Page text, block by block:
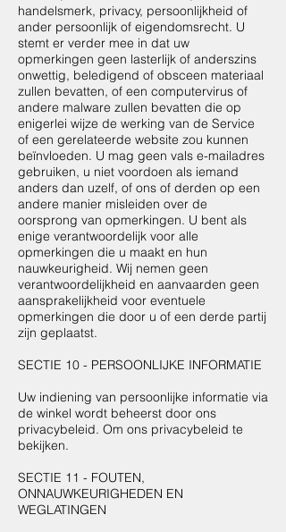
handelsmerk, privacy, persoonlijkheid of
ander persoonlijk of eigendomsrecht. U
stemt er verder mee in dat uw
opmerkingen geen lasterlijk of anderszins
onwettig, beledigend of obsceen materiaal
zullen bevatten, of een computervirus of
andere malware zullen bevatten die op
enigerlei wijze de werking van de Service
of een gerelateerde website zou kunnen
beïnvloeden. U mag geen vals e-mailadres
gebruiken, u niet voordoen als iemand
anders dan uzelf, of ons of derden op een
andere manier misleiden over de
oorsprong van opmerkingen. U bent als
enige verantwoordelijk voor alle
opmerkingen die u maakt en hun
nauwkeurigheid. Wij nemen geen
verantwoordelijkheid en aanvaarden geen
aansprakelijkheid voor eventuele
opmerkingen die door u of een derde partij
zijn geplaatst.
SECTIE 10 - PERSOONLIJKE INFORMATIE
Uw indiening van persoonlijke informatie via
de winkel wordt beheerst door ons
privacybeleid. Om ons privacybeleid te
bekijken.
SECTIE 11 - FOUTEN,
ONNAUWKEURIGHEDEN EN
WEGLATINGEN